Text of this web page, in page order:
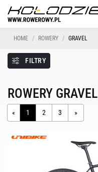
HOME ROWERY GRAVEL
FILTRY
ROWERY GRAVEL
« 1 2 3 »